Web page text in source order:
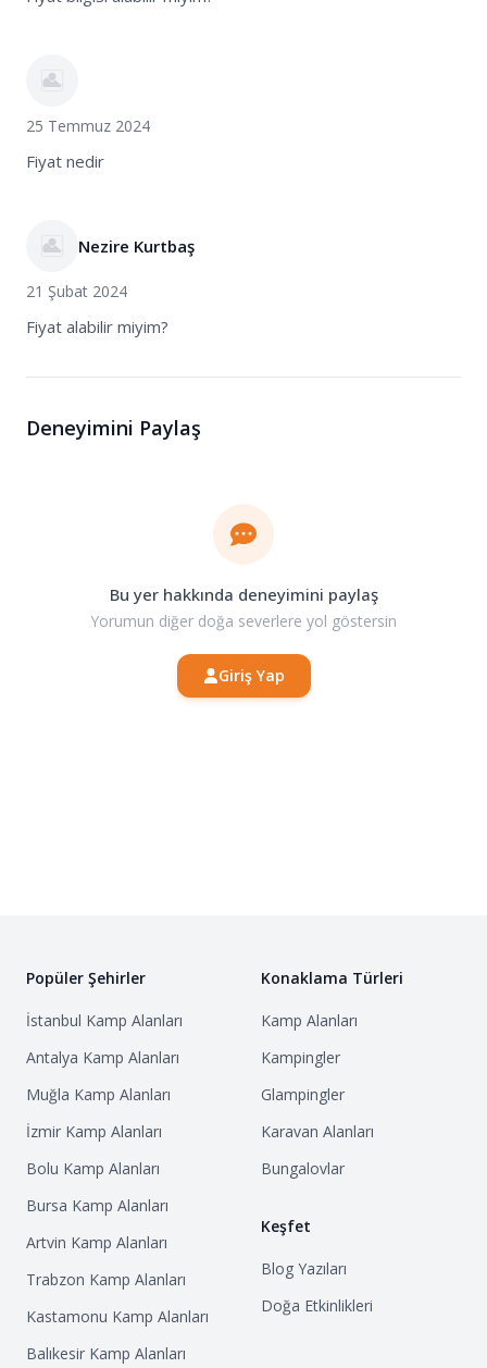
25 Temmuz 2024
Fiyat nedir
Nezire Kurtbaş
21 Şubat 2024
Fiyat alabilir miyim?
Deneyimini Paylaş
Bu yer hakkında deneyimini paylaş
Yorumun diğer doğa severlere yol göstersin
Giriş Yap
Popüler Şehirler
İstanbul Kamp Alanları
Antalya Kamp Alanları
Muğla Kamp Alanları
İzmir Kamp Alanları
Bolu Kamp Alanları
Bursa Kamp Alanları
Artvin Kamp Alanları
Trabzon Kamp Alanları
Kastamonu Kamp Alanları
Balıkesir Kamp Alanları
Konaklama Türleri
Kamp Alanları
Kampingler
Glampingler
Karavan Alanları
Bungalovlar
Keşfet
Blog Yazıları
Doğa Etkinlikleri